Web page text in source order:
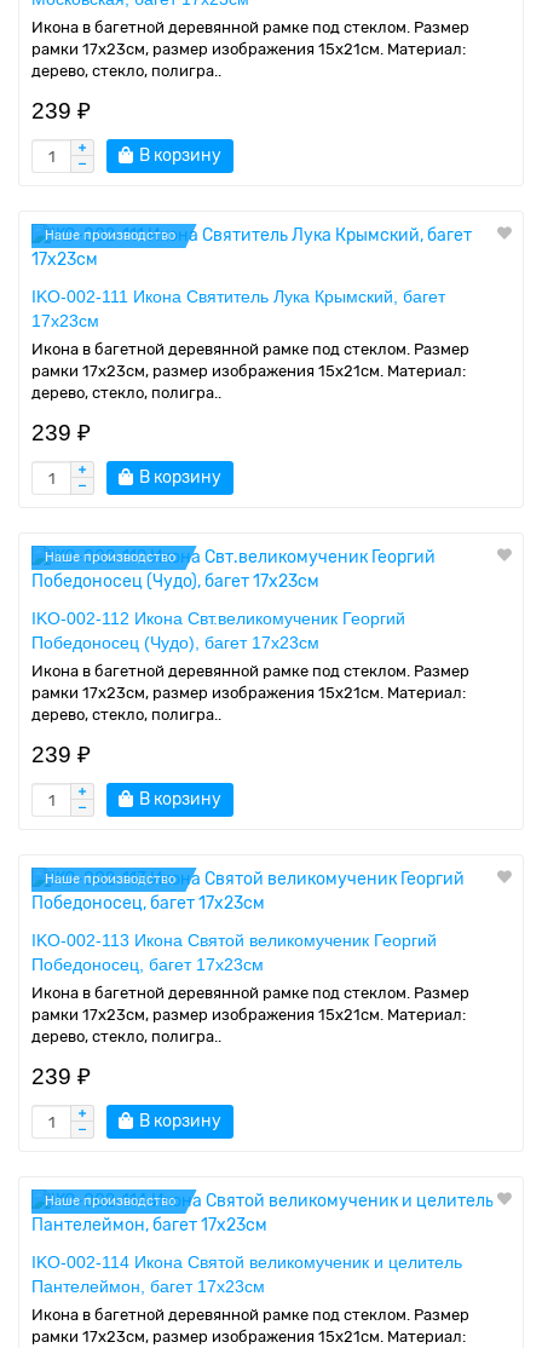
Икона в багетной деревянной рамке под стеклом. Размер
рамки 17x23см, размер изображения 15x21см. Материал:
дерево, стекло, полигра..
239 ₽
В корзину
Наше производство
IKO-002-111 Икона Святитель Лука Крымский, багет
17х23см
Икона в багетной деревянной рамке под стеклом. Размер
рамки 17x23см, размер изображения 15x21см. Материал:
дерево, стекло, полигра..
239 ₽
В корзину
Наше производство
IKO-002-112 Икона Свт.великомученик Георгий
Победоносец (Чудо), багет 17х23см
Икона в багетной деревянной рамке под стеклом. Размер
рамки 17x23см, размер изображения 15x21см. Материал:
дерево, стекло, полигра..
239 ₽
В корзину
Наше производство
IKO-002-113 Икона Святой великомученик Георгий
Победоносец, багет 17х23см
Икона в багетной деревянной рамке под стеклом. Размер
рамки 17x23см, размер изображения 15x21см. Материал:
дерево, стекло, полигра..
239 ₽
В корзину
Наше производство
IKO-002-114 Икона Святой великомученик и целитель
Пантелеймон, багет 17х23см
Икона в багетной деревянной рамке под стеклом. Размер
рамки 17x23см, размер изображения 15x21см. Материал: